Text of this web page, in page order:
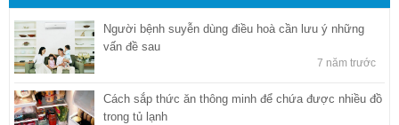
Người bệnh suyễn dùng điều hoà cần lưu ý những
vấn đề sau
7 năm trước
Cách sắp thức ăn thông minh để chứa được nhiều đồ
trong tủ lạnh